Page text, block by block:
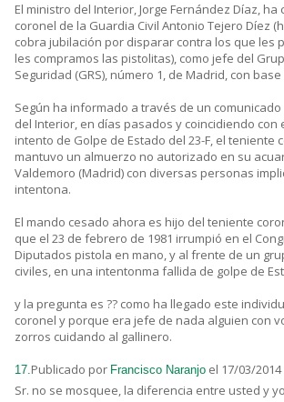
El ministro del Interior, Jorge Fernández Díaz,
coronel de la Guardia Civil Antonio Tejero Díez
cobra jubilación por disparar contra los que les
les compramos las pistolitas), como jefe del
Seguridad (GRS), número 1, de Madrid, con
Según ha informado a través de un
del Interior, en días pasados y coincidiendo con
intento de Golpe de Estado del 23-F, el teniente
mantuvo un almuerzo no autorizado en su
Valdemoro (Madrid) con diversas personas
intentona.
El mando cesado ahora es hijo del teniente
que el 23 de febrero de 1981 irrumpió en el
Diputados pistola en mano, y al frente de un
civiles, en una intentonma fallida de golpe de
y la pregunta es ?? como ha llegado este
coronel y porque era jefe de nada alguien con
zorros cuidando al gallinero.
17.Publicado por Francisco Naranjo el 17/03/2014
Sr. no se mosquee, la diferencia entre usted y